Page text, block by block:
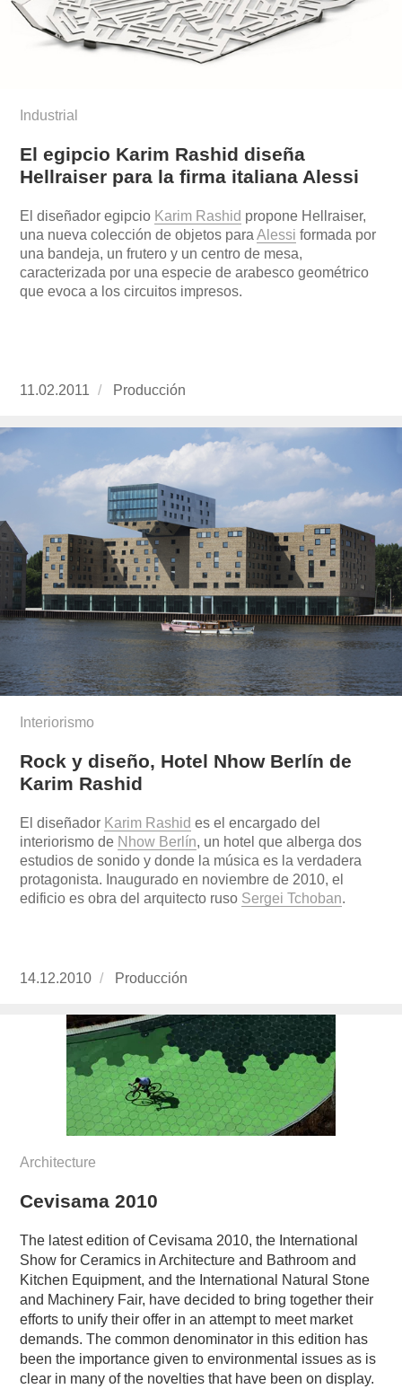
Industrial
El egipcio Karim Rashid diseña
Hellraiser para la firma italiana Alessi
El diseñador egipcio Karim Rashid propone Hellraiser,
una nueva colección de objetos paraAlessi formada por
una bandeja, un frutero y un centro de mesa,
caracterizada por una especie de arabesco geométrico
que evoca a los circuitos impresos.
Publicado
11.02.2011 https://www.experimenta.es/author/
Producción
Interiorismo
Rock y diseño, Hotel Nhow Berlín de
Karim Rashid
El diseñador Karim Rashid es el encargado del
interiorismo de Nhow Berlín, un hotel que alberga dos
estudios de sonido y donde la música es la verdadera
protagonista. Inaugurado en noviembre de 2010, el
edificio es obra del arquitecto ruso Sergei Tchoban.
Publicado
14.12.2010 https://www.experimenta.es/author/
Producción
Architecture
Cevisama 2010
The latest edition of Cevisama 2010, the International
Show for Ceramics in Architecture and Bathroom and
Kitchen Equipment, and the International Natural Stone
and Machinery Fair, have decided to bring together their
efforts to unify their offer in an attempt to meet market
demands. The common denominator in this edition has
been the importance given to environmental issues as is
clear in many of the novelties that have been on display.